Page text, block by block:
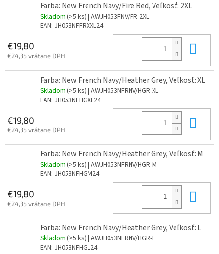
Farba: New French Navy/Fire Red, Veľkosť: 2XL
Skladom (>5 ks) | AWJH053FNV/FR-2XL
EAN: JH053NFFRXXL24
€19,80
€24,35 vrátane DPH
Farba: New French Navy/Heather Grey, Veľkosť: XL
Skladom (>5 ks) | AWJH053NFRNV/HGR-XL
EAN: JH053NFHGXL24
€19,80
€24,35 vrátane DPH
Farba: New French Navy/Heather Grey, Veľkosť: M
Skladom (>5 ks) | AWJH053NFRNV/HGR-M
EAN: JH053NFHGM24
€19,80
€24,35 vrátane DPH
Farba: New French Navy/Heather Grey, Veľkosť: L
Skladom (>5 ks) | AWJH053NFRNV/HGR-L
EAN: JH053NFHGL24